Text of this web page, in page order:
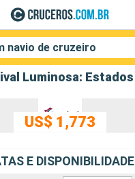
US$ 1,773
E DISPONIBILIDADE
navio de cruzeiro